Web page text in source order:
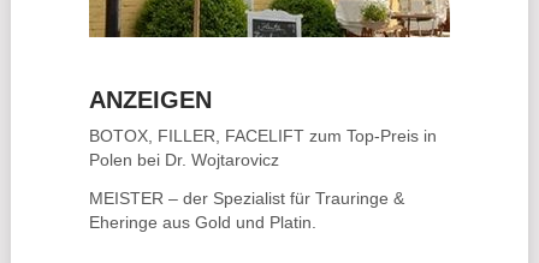
ANZEIGEN
BOTOX, FILLER, FACELIFTzum Top-Preis in
Polen bei Dr. Wojtarovicz
MEISTER – der Spezialist für Trauringe &
Eheringe aus Gold und Platin.